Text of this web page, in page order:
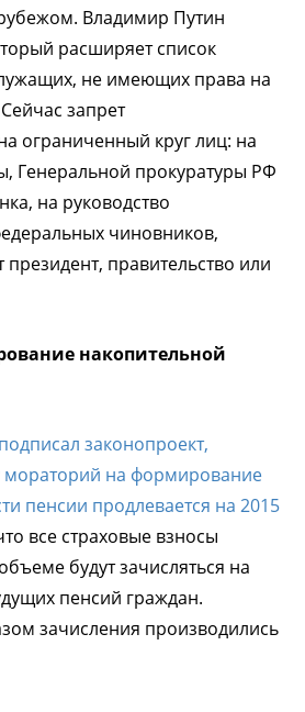
Владимир Путин
расширяет список
не имеющих права на
запрет
ограниченный круг лиц: на
Генеральной прокуратуры РФ
на руководство
чиновников,
правительство или
накопительной
законопроект,
мораторий на формирование
пенсии продлевается на 2015
все страховые взносы
будут зачисляться на
пенсий граждан.
зачисления производились